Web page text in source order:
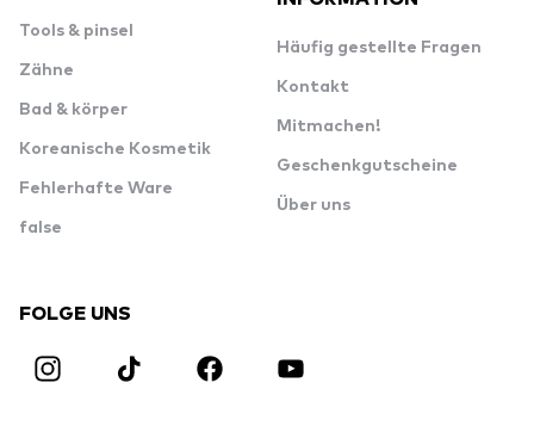
Tools & pinsel
Zähne
Bad & körper
Koreanische Kosmetik
Fehlerhafte Ware
false
Häufig gestellte Fragen
Kontakt
Mitmachen!
Geschenkgutscheine
Über uns
FOLGE UNS